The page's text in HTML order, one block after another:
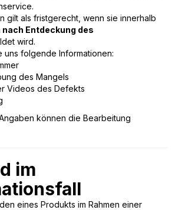
gilt als fristgerecht, wenn sie innerhalb
nach Entdeckung des
wird.
uns folgende Informationen:
des Mangels
Videos des Defekts
können die Bearbeitung
im
eines Produkts im Rahmen einer